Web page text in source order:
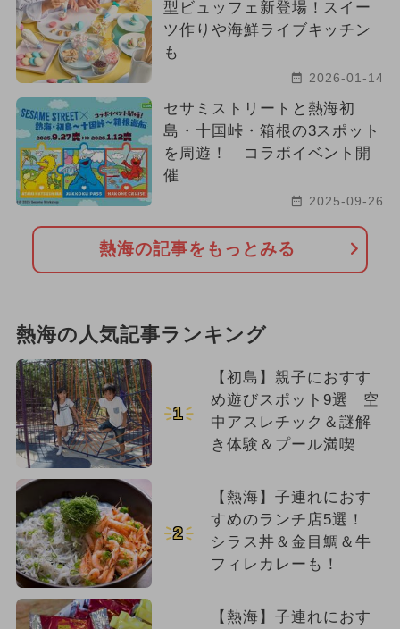
型ビュッフェ新登場！スイー
ツ作りや海鮮ライブキッチン
も
2026-01-14
セサミストリートと熱海初
島・十国峠・箱根の3スポット
を周遊！ コラボイベント開
催
2025-09-26
熱海の記事をもっとみる
熱海の人気記事ランキング
1
【初島】親子におすす
め遊びスポット9選 空
中アスレチック＆謎解
き体験＆プール満喫
2
【熱海】子連れにおす
すめのランチ店5選！
シラス丼＆金目鯛＆牛
フィレカレーも！
【熱海】子連れにおす